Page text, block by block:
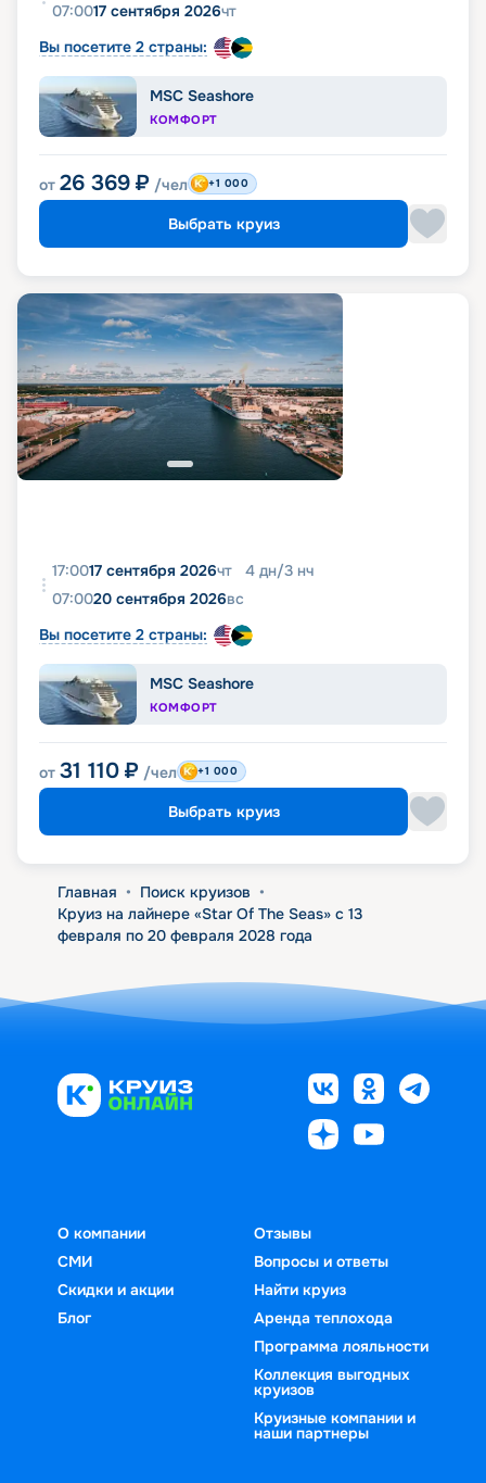
07:0017 сентября 2026чт
Вы посетите 2 страны:
MSC Seashore
КОМФОРТ
от 26 369 ₽ /чел +1 000
Выбрать круиз
17:0017 сентября 2026чт 4 дн/3 нч
07:0020 сентября 2026вс
Вы посетите 2 страны:
MSC Seashore
КОМФОРТ
от 31 110 ₽ /чел +1 000
Выбрать круиз
Главная • Поиск круизов •
Круиз на лайнере «Star Of The Seas» с 13
февраля по 20 февраля 2028 года
О компании
СМИ
Скидки и акции
Блог
Отзывы
Вопросы и ответы
Найти круиз
Аренда теплохода
Программа лояльности
Коллекция выгодных
круизов
Круизные компании и
наши партнеры